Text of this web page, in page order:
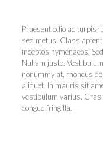
Praesent odio ac turpis
sed metus. Class
inceptos hymenaeos.
Nullam justo.
nonummy at, rhoncus
aliquet. In mauris sit
vestibulum varius. Cras
congue fringilla.